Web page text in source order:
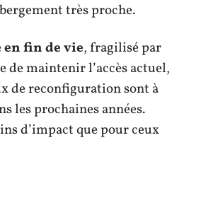
très proche.
en fin de vie, fragilisé par
de maintenir l’accès actuel,
de reconfiguration sont à
les prochaines années.
d’impact que pour ceux